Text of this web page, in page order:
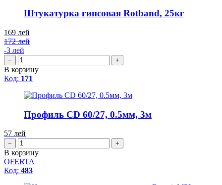
Штукатурка гипсовая Rotband, 25кг
169 лей
172 лей
-3 лей
− +
В корзину
Код: 171
Профиль CD 60/27, 0.5мм, 3м
57 лей
− +
В корзину
OFERTA
Код: 483